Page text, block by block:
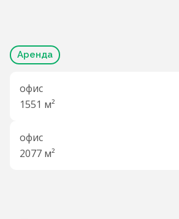
Аренда
офис
1551 м²
офис
2077 м²